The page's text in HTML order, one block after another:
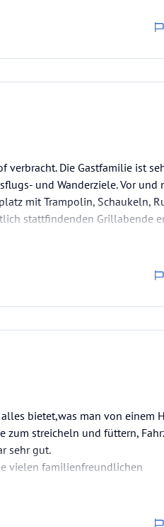
verbracht. Die Gastfamilie ist
und Wanderziele. Vor und
mit Trampolin, Schaukeln,
stattfindenden Grillabende
bietet,was man von einem
zum streicheln und füttern,
sehr gut.
vielen familienfreundlichen